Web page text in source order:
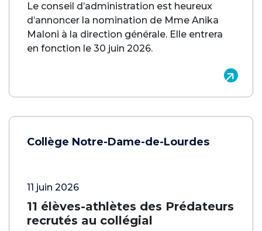
Le conseil d’administration est heureux
d’annoncer la nomination de Mme Anika
Maloni à la direction générale. Elle entrera
en fonction le 30 juin 2026.
Collège Notre-Dame-de-Lourdes
11 juin 2026
11 élèves-athlètes des Prédateurs
recrutés au collégial